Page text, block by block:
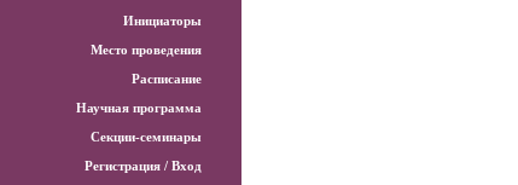
Инициаторы
Место проведения
Расписание
Научная программа
Секции-семинары
Регистрация / Вход